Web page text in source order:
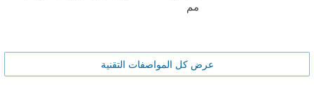
مم
عرض كل المواصفات التقنية